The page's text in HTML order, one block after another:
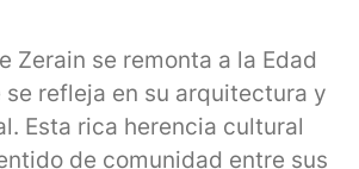
Zerain se remonta a la Edad
se refleja en su arquitectura y
Esta rica herencia cultural
de comunidad entre sus